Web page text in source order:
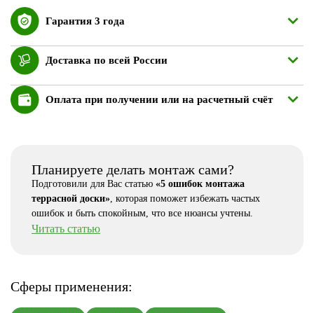
Гарантия 3 года
Доставка по всей России
Оплата при получении или на расчетный счёт
Планируете делать монтаж сами?
Подготовили для Вас статью «5 ошибок монтажа
террасной доски», которая поможет избежать частых
ошибок и быть спокойным, что все нюансы учтены.
Читать статью
Сферы применения: